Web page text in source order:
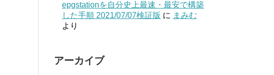
epgstationを自分史上最速・最安で構築
した手順 2021/07/07検証版 に まみむ
より
アーカイブ